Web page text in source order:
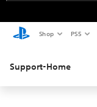
Shop PS5
Support-Home